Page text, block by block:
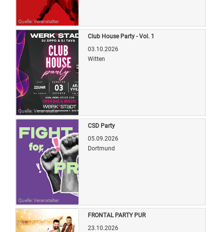
Quelle: Veranstalter
Quelle: Veranstalter
Club House Party - Vol. 1
03.10.2026
Witten
Quelle: Veranstalter
CSD Party
05.09.2026
Dortmund
FRONTAL PARTY PUR
23.10.2026